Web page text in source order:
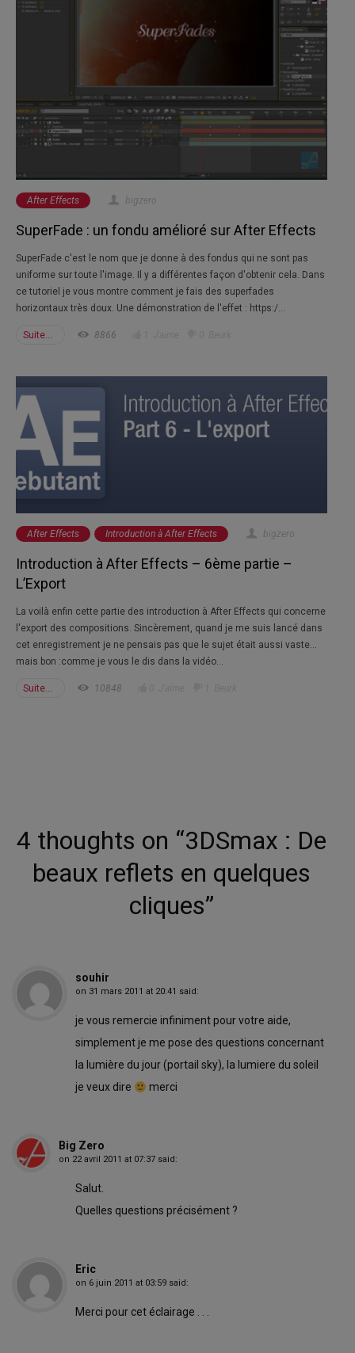
After Effects bigzero
SuperFade : un fondu amélioré sur After Effects
SuperFade c'est le nom que je donne à des fondus qui ne sont pas
uniforme sur toute l'image. Il y a différentes façon d'obtenir cela. Dans
ce tutoriel je vous montre comment je fais des superfades
horizontaux très doux. Une démonstration de l'effet : https:/...
Suite... 8866
After Effects Introduction à After Effects bigzero
Introduction à After Effects – 6ème partie –
L’Export
La voilà enfin cette partie des introduction à After Effects qui concerne
l'export des compositions. Sincèrement, quand je me suis lancé dans
cet enregistrement je ne pensais pas que le sujet était aussi vaste...
mais bon :comme je vous le dis dans la vidéo...
Suite... 10848
4 thoughts on “3DSmax : De
beaux reflets en quelques
cliques”
souhir
on 31 mars 2011 at 20:41 said:
je vous remercie infiniment pour votre aide,
simplement je me pose des questions concernant
la lumière du jour (portail sky), la lumiere du soleil
je veux dire
merci
Big Zero
on 22 avril 2011 at 07:37 said:
Salut.
Quelles questions précisément ?
Eric
on 6 juin 2011 at 03:59 said:
Merci pour cet éclairage . . .